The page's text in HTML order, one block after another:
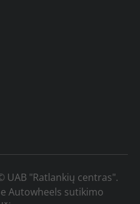
UAB "Ratlankių centras".
Autowheels sutikimo